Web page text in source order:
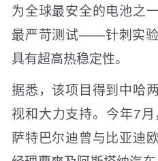
为全球最安全的电池之
最严苛测试——针刺实验
具有超高热稳定性。
据悉，该项目得到中哈
视和大力支持。今年7
萨特巴尔迪曾与比亚迪